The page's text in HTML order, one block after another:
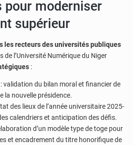
pour moderniser
supérieur
les recteurs des universités publiques
de l’Université Numérique du Niger
:
: validation du bilan moral et financier de
la nouvelle présidence.
des lieux de l’année universitaire 2025-
calendriers et anticipation des défis.
d’un modèle type de toge pour
et encadrement du titre honorifique de